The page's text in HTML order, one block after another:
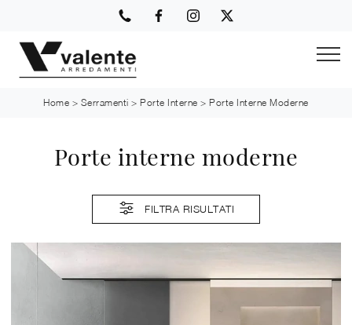
Home > Serramenti >Porte Interne >Porte Interne Moderne
Porte interne moderne
FILTRA RISULTATI